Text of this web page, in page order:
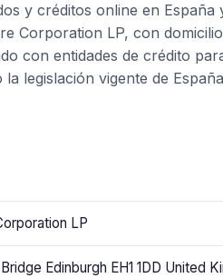
y créditos online en España
Corporation LP, con
con entidades de crédito
legislación vigente de
LP
Bridge Edinburgh EH1 1DD United